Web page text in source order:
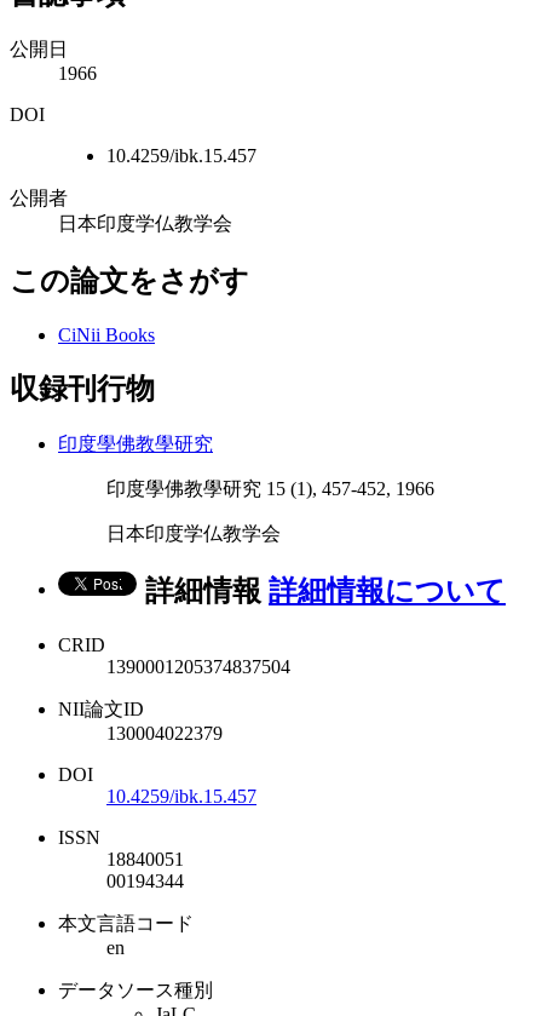
公開日
1966
DOI
10.4259/ibk.15.457
公開者
日本印度学仏教学会
この論文をさがす
CiNii Books
収録刊行物
印度學佛教學研究
印度學佛教學研究 15 (1), 457-452, 1966
日本印度学仏教学会
詳細情報 詳細情報について
CRID
1390001205374837504
NII論文ID
130004022379
DOI
10.4259/ibk.15.457
ISSN
18840051
00194344
本文言語コード
en
データソース種別